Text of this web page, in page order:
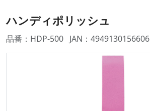
ハンディポリッシュ
品番：HDP-500 JAN：4949130156606